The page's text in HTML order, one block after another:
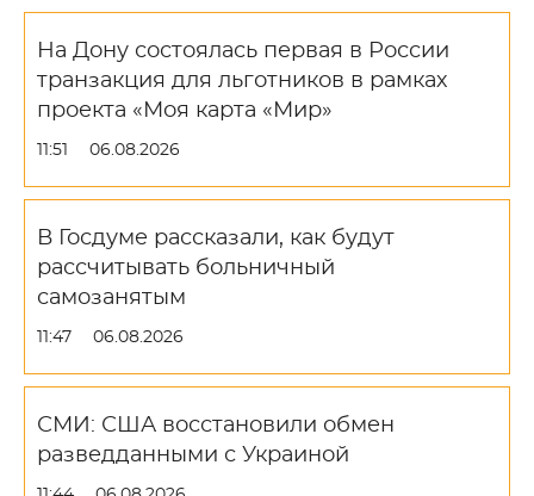
На Дону состоялась первая в России
транзакция для льготников в рамках
проекта «Моя карта «Мир»
11:51 06.08.2026
В Госдуме рассказали, как будут
рассчитывать больничный
самозанятым
11:47 06.08.2026
СМИ: США восстановили обмен
разведданными с Украиной